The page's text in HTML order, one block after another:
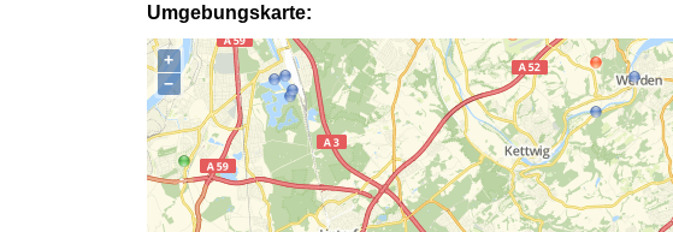
Umgebungskarte:
+
−